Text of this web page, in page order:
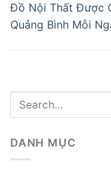
Đồ Nội Thất Được
Quảng Bình Mỗi
DANH MỤC